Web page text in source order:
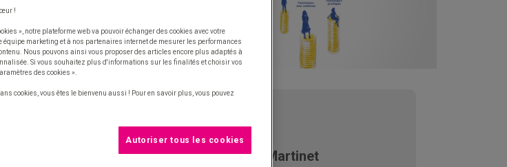
vont, tout d’abord,
de la base fournisseurs et
Ludivine Martinet
!
», notre plateforme web va pouvoir échanger des cookies avec votre
marketing et à nos partenaires internet de mesurer les performances
Nous pouvons ainsi vous proposer des articles encore plus adaptés à
Si vous souhaitez plus d'informations sur les finalités et choisir vos
des cookies ».
cookies, vous êtes le bienvenu aussi ! Pour en savoir plus, vous pouvez
Autoriser tous les cookies